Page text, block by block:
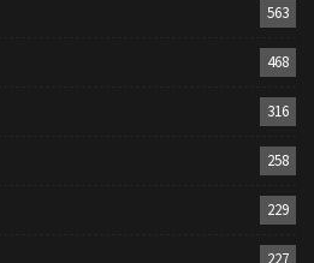
563
468
316
258
229
227